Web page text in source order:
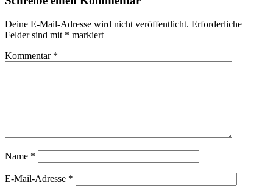
Deine E-Mail-Adresse wird nicht veröffentlicht. Erforderliche
Felder sind mit * markiert
Kommentar *
Name *
E-Mail-Adresse *